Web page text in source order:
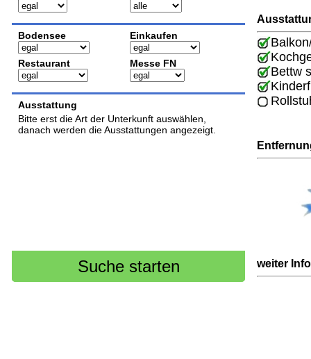
Bodensee Einkaufen
Restaurant Messe FN
Ausstattung
Bitte erst die Art der Unterkunft auswählen,
danach werden die Ausstattungen angezeigt.
Bettw
weiter